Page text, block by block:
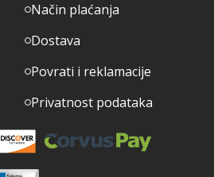
Način plaćanja
Dostava
Povrati i reklamacije
Privatnost podataka